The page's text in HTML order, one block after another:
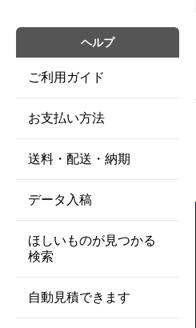
ヘルプ
ご利用ガイド
お支払い方法
送料・配送・納期
データ入稿
ほしいものが見つかる
検索
自動見積できます